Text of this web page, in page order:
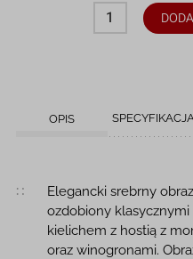
OPIS
Opis produktu
Elegancki srebrny
ozdobiony
kielichem z hostią z
oraz winogronami.